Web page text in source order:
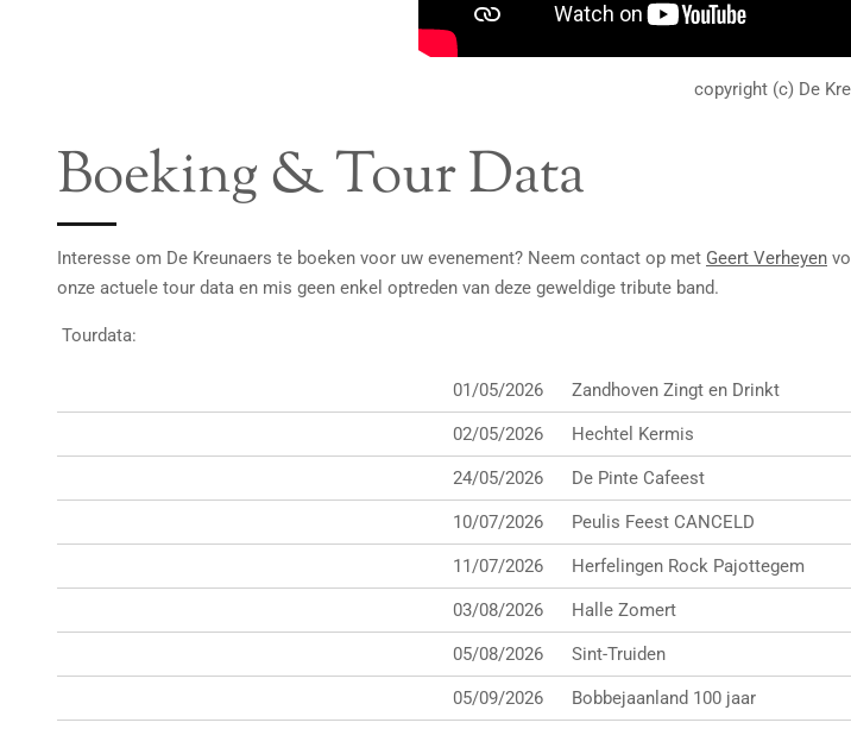
copyright (c) De
Boeking & Tour Data
Interesse om De Kreunaers te boeken voor uw evenement? Neem contact op met Geert Verheyen
onze actuele tour data en mis geen enkel optreden van deze geweldige tribute band.
Tourdata:
01/05/2026 Zandhoven Zingt en Drinkt
02/05/2026 Hechtel Kermis
24/05/2026 De Pinte Cafeest
10/07/2026 Peulis Feest CANCELD
11/07/2026 Herfelingen Rock Pajottegem
03/08/2026 Halle Zomert
05/08/2026 Sint-Truiden
05/09/2026 Bobbejaanland 100 jaar